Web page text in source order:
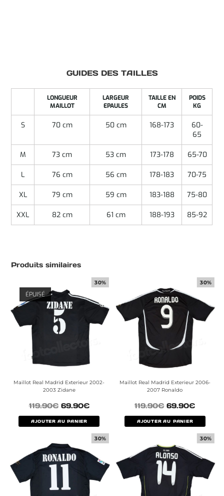
GUIDES DES TAILLES
LONGUEUR
MAILLOT
LARGEUR
EPAULES
TAILLE EN
CM
POIDS
KG
S 70 cm 50 cm 168-173
60-
65
M 73 cm 53 cm 173-178 65-70
L 76 cm 56 cm 178-183 70-75
XL 79 cm 59 cm 183-188 75-80
XXL 82 cm 61 cm 188-193 85-92
Produits similaires
30%
ÉPUISÉ
Maillot Real Madrid Exterieur 2002-
2003 Zidane
119.90€ 69.90€
AJOUTER AU PANIER
30%
Maillot Real Madrid Exterieur 2006-
2007 Ronaldo
119.90€ 69.90€
AJOUTER AU PANIER
30% 30%